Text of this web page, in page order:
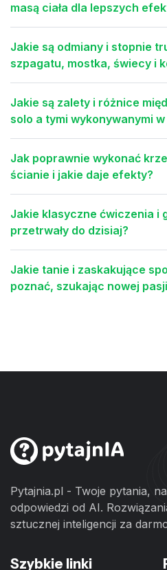
masą ciała dla lepszych
Jakie są odmiany i stopnie
szpagatu, mostka, świecy i
Jakie są zalety i różnice
solo a tymi wykonywanymi
Jak poprawnie wykonać
ścianie i jakie daje efekty?
Jakie klasyczne ćwiczenia i
przetrwały do dzisiaj?
Jakie tanie i zaskakujące
poznać, szukając nowej
Pytajnia.pl - Twoje pytania,
odpowiedzi od AI.
sztucznej inteligencji za
Szybkie linki